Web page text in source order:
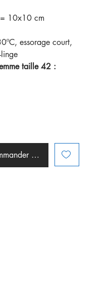
10x10 cm
essorage court,
taille 42 :
et payer